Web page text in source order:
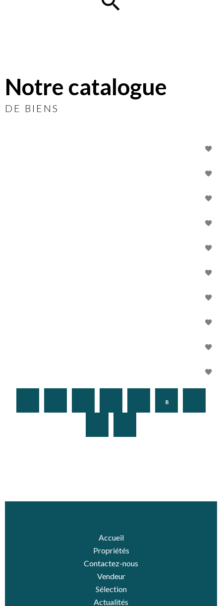
Notre catalogue
DE BIENS
8
Accueil
Propriétés
Contactez-nous
Vendeur
Sélection
Actualités